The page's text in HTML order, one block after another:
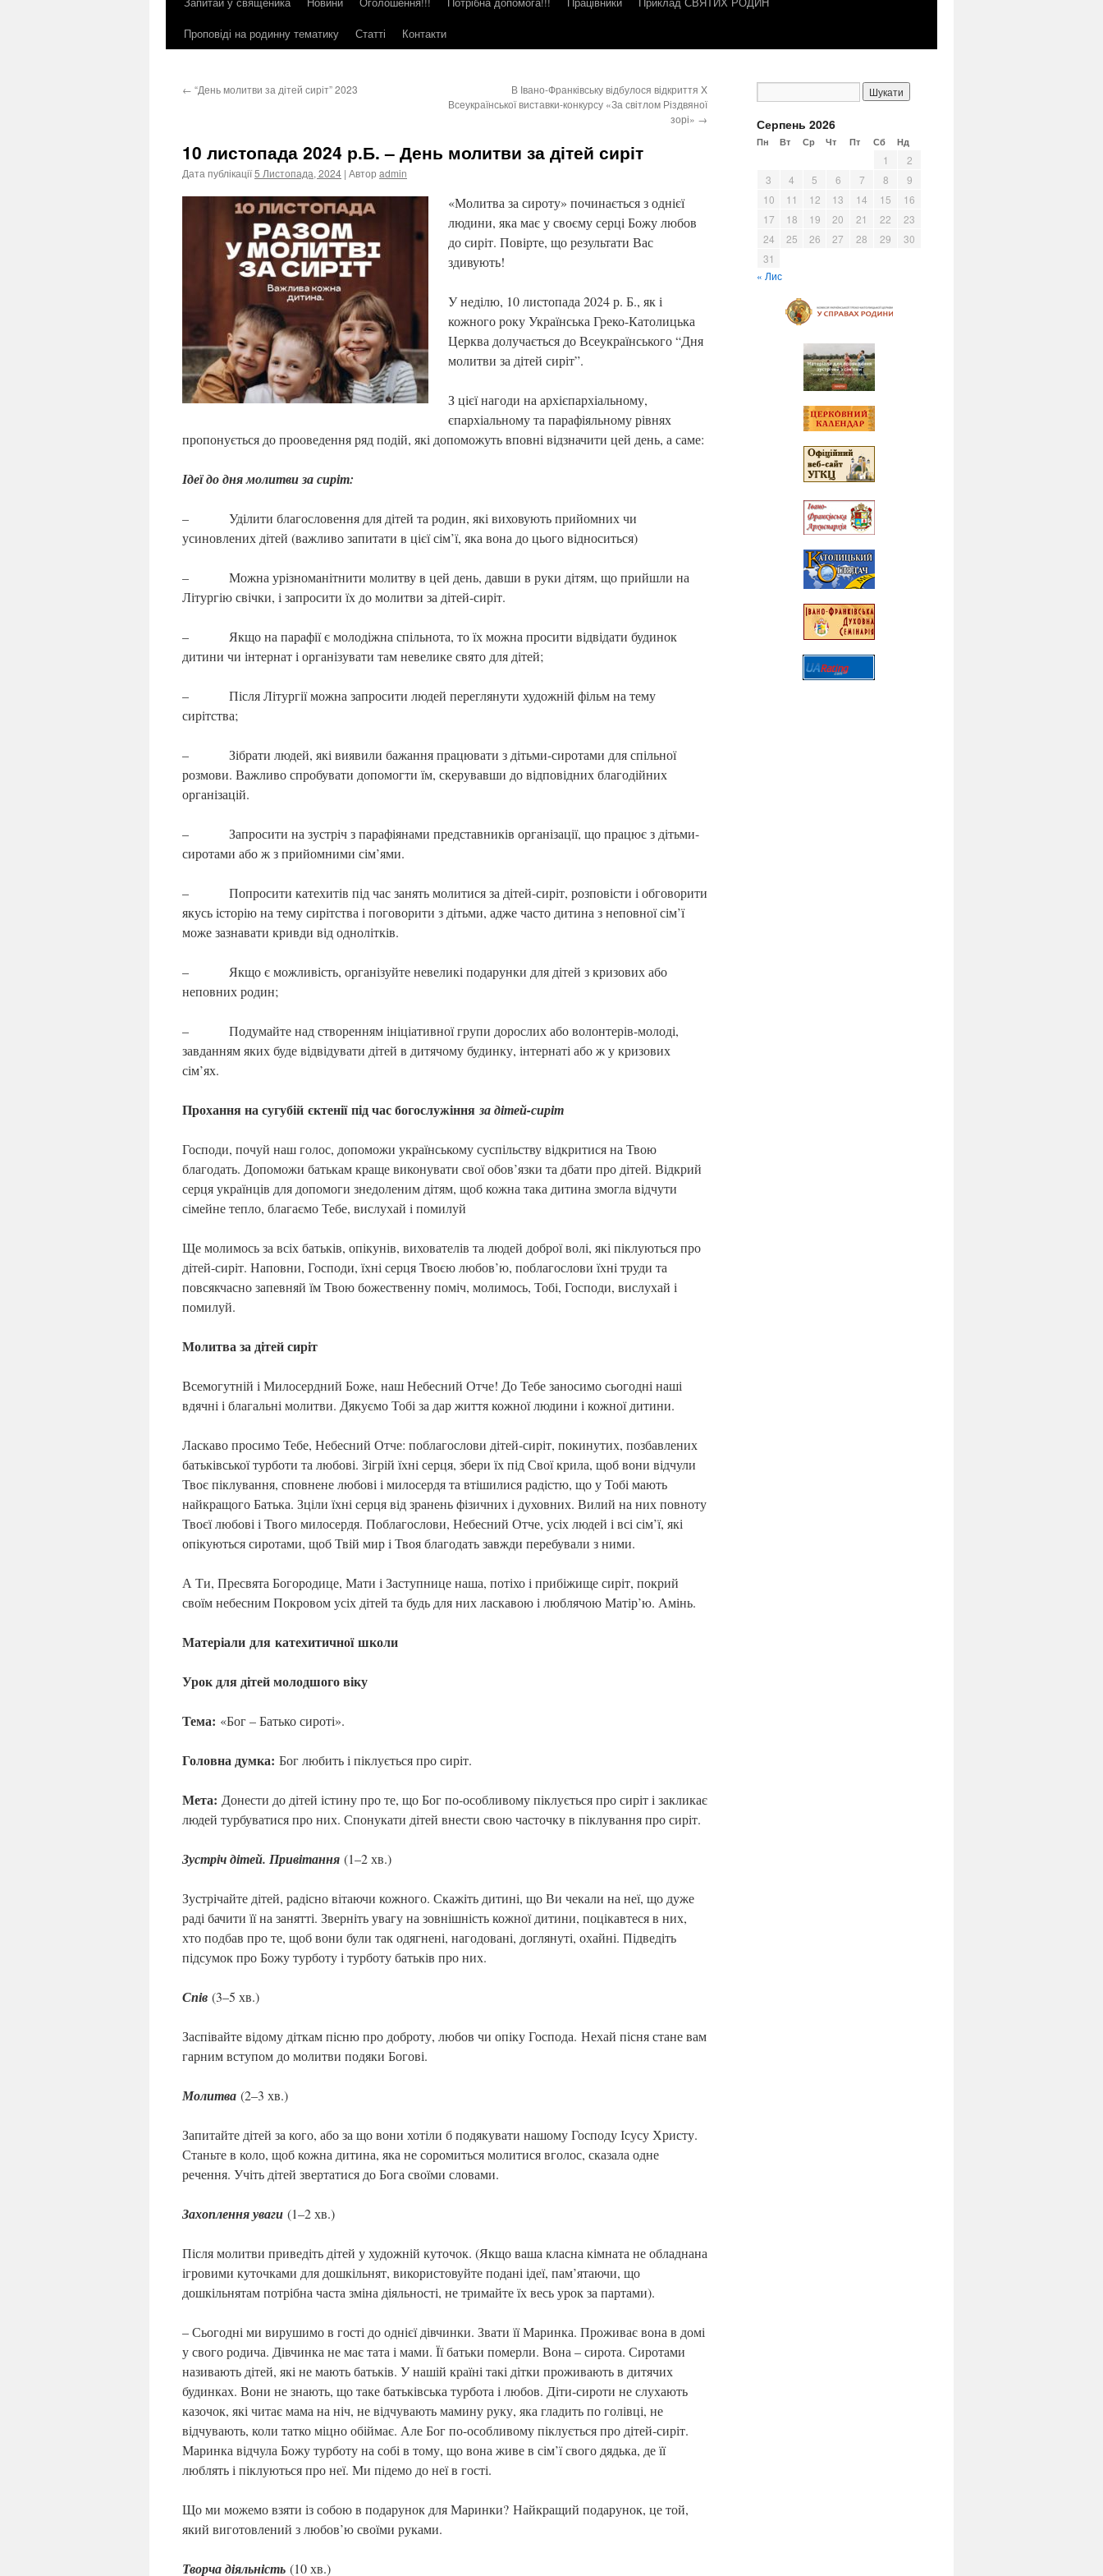
контенту
Проповіді на родинну тематику
Статті Контакти
← “День молитви за дітей сиріт” 2023
В Івано-Франківську відбулося відкриття X
Всеукраїнської виставки-конкурсу «За світлом Різдвяної
зорі» →
10 листопада 2024 р.Б. – День молитви за дітей сиріт
Дата публікації5 Листопада, 2024 | Автор admin
«Молитва за сироту» починається з однієї
людини, яка має у своєму серці Божу любов
до сиріт. Повірте, що результати Вас
здивують!
У неділю, 10 листопада 2024 р. Б., як і
кожного року Українська Греко-Католицька
Церква долучається до Всеукраїнського “Дня
молитви за дітей сиріт”.
З цієї нагоди на архієпархіальному,
єпархіальному та парафіяльному рівнях
пропонується до прооведення ряд подій, які допоможуть вповні відзначити цей день, а саме:
Ідеї до дня молитви за сиріт:
– Уділити благословення для дітей та родин, які виховують прийомних чи
усиновлених дітей (важливо запитати в цієї сім’ї, яка вона до цього відноситься)
– Можна урізноманітнити молитву в цей день, давши в руки дітям, що прийшли на
Літургію свічки, і запросити їх до молитви за дітей-сиріт.
– Якщо на парафії є молодіжна спільнота, то їх можна просити відвідати будинок
дитини чи інтернат і організувати там невелике свято для дітей;
– Після Літургії можна запросити людей переглянути художній фільм на тему
сирітства;
– Зібрати людей, які виявили бажання працювати з дітьми-сиротами для спільної
розмови. Важливо спробувати допомогти їм, скерувавши до відповідних благодійних
організацій.
– Запросити на зустріч з парафіянами представників організації, що працює з дітьми-
сиротами або ж з прийомними сім’ями.
– Попросити катехитів під час занять молитися за дітей-сиріт, розповісти і обговорити
якусь історію на тему сирітства і поговорити з дітьми, адже часто дитина з неповної сім’ї
може зазнавати кривди від однолітків.
– Якщо є можливість, організуйте невеликі подарунки для дітей з кризових або
неповних родин;
– Подумайте над створенням ініціативної групи дорослих або волонтерів-молоді,
завданням яких буде відвідувати дітей в дитячому будинку, інтернаті або ж у кризових
сім’ях.
Прохання на сугубій єктенії під час богослужіння за дітей-сиріт
Господи, почуй наш голос, допоможи українському суспільству відкритися на Твою
благодать. Допоможи батькам краще виконувати свої обов’язки та дбати про дітей. Відкрий
серця українців для допомоги знедоленим дітям, щоб кожна така дитина змогла відчути
сімейне тепло, благаємо Тебе, вислухай і помилуй
Ще молимось за всіх батьків, опікунів, вихователів та людей доброї волі, які піклуються про
дітей-сиріт. Наповни, Господи, їхні серця Твоєю любов’ю, поблагослови їхні труди та
повсякчасно запевняй їм Твою божественну поміч, молимось, Тобі, Господи, вислухай і
помилуй.
Молитва за дітей сиріт
Всемогутній і Милосердний Боже, наш Небесний Отче! До Тебе заносимо сьогодні наші
вдячні і благальні молитви. Дякуємо Тобі за дар життя кожної людини і кожної дитини.
Ласкаво просимо Тебе, Небесний Отче: поблагослови дітей-сиріт, покинутих, позбавлених
батьківської турботи та любові. Зігрій їхні серця, збери їх під Свої крила, щоб вони відчули
Твоє піклування, сповнене любові і милосердя та втішилися радістю, що у Тобі мають
найкращого Батька. Зціли їхні серця від зранень фізичних і духовних. Вилий на них повноту
Твоєї любові і Твого милосердя. Поблагослови, Небесний Отче, усіх людей і всі сім’ї, які
опікуються сиротами, щоб Твій мир і Твоя благодать завжди перебували з ними.
А Ти, Пресвята Богородице, Мати і Заступнице наша, потіхо і прибіжище сиріт, покрий
своїм небесним Покровом усіх дітей та будь для них ласкавою і люблячою Матір’ю. Амінь.
Матеріали для катехитичної школи
Урок для дітей молодшого віку
Тема: «Бог – Батько сироті».
Головна думка: Бог любить і піклується про сиріт.
Мета: Донести до дітей істину про те, що Бог по-особливому піклується про сиріт і закликає
людей турбуватися про них. Спонукати дітей внести свою часточку в піклування про сиріт.
Зустріч дітей. Привітання (1–2 хв.)
Зустрічайте дітей, радісно вітаючи кожного. Скажіть дитині, що Ви чекали на неї, що дуже
раді бачити її на занятті. Зверніть увагу на зовнішність кожної дитини, поцікавтеся в них,
хто подбав про те, щоб вони були так одягнені, нагодовані, доглянуті, охайні. Підведіть
підсумок про Божу турботу і турботу батьків про них.
Спів (3–5 хв.)
Заспівайте відому діткам пісню про доброту, любов чи опіку Господа. Нехай пісня стане вам
гарним вступом до молитви подяки Богові.
Молитва (2–3 хв.)
Запитайте дітей за кого, або за що вони хотіли б подякувати нашому Господу Ісусу Христу.
Станьте в коло, щоб кожна дитина, яка не соромиться молитися вголос, сказала одне
речення. Учіть дітей звертатися до Бога своїми словами.
Захоплення уваги (1–2 хв.)
Після молитви приведіть дітей у художній куточок. (Якщо ваша класна кімната не обладнана
ігровими куточками для дошкільнят, використовуйте подані ідеї, пам’ятаючи, що
дошкільнятам потрібна часта зміна діяльності, не тримайте їх весь урок за партами).
– Сьогодні ми вирушимо в гості до однієї дівчинки. Звати її Маринка. Проживає вона в домі
у свого родича. Дівчинка не має тата і мами. Її батьки померли. Вона – сирота. Сиротами
називають дітей, які не мають батьків. У нашій країні такі дітки проживають в дитячих
будинках. Вони не знають, що таке батьківська турбота і любов. Діти-сироти не слухають
казочок, які читає мама на ніч, не відчувають мамину руку, яка гладить по голівці, не
відчувають, коли татко міцно обіймає. Але Бог по-особливому піклується про дітей-сиріт.
Маринка відчула Божу турботу на собі в тому, що вона живе в сім’ї свого дядька, де її
люблять і піклуються про неї. Ми підемо до неї в гості.
Що ми можемо взяти із собою в подарунок для Маринки? Найкращий подарунок, це той,
який виготовлений з любов’ю своїми руками.
Творча діяльність (10 хв.)
Серпень 2026
Пн Вт Ср Чт Пт Сб Нд
1
2
3
4 5 6 7 8
9
10
11 12 13 14 15
16
17
18 19 20 21 22
23
24
25 26 27 28 29
30
31
« Лис